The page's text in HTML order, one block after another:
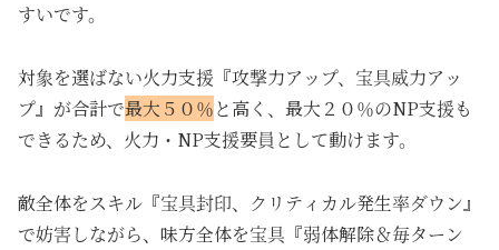
すいです。
対象を選ばない火力支援『攻撃力アップ、宝具威力アッ
プ』が合計で最大５０％と高く、最大２０％のNP支援も
できるため、火力・NP支援要員として動けます。
敵全体をスキル『宝具封印、クリティカル発生率ダウン』
で妨害しながら、味方全体を宝具『弱体解除＆毎ターン